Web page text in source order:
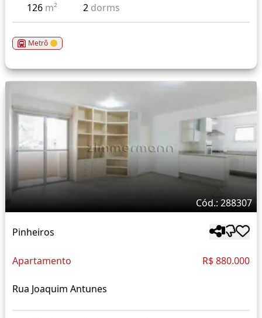
126 m² 2 dorms
Metrô
Cód.: 288307
Pinheiros
Apartamento R$ 880.000
Rua Joaquim Antunes